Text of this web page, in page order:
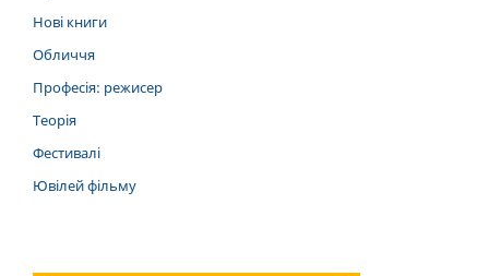
Нові книги
Обличчя
Професія: режисер
Теорія
Фестивалі
Ювілей фільму